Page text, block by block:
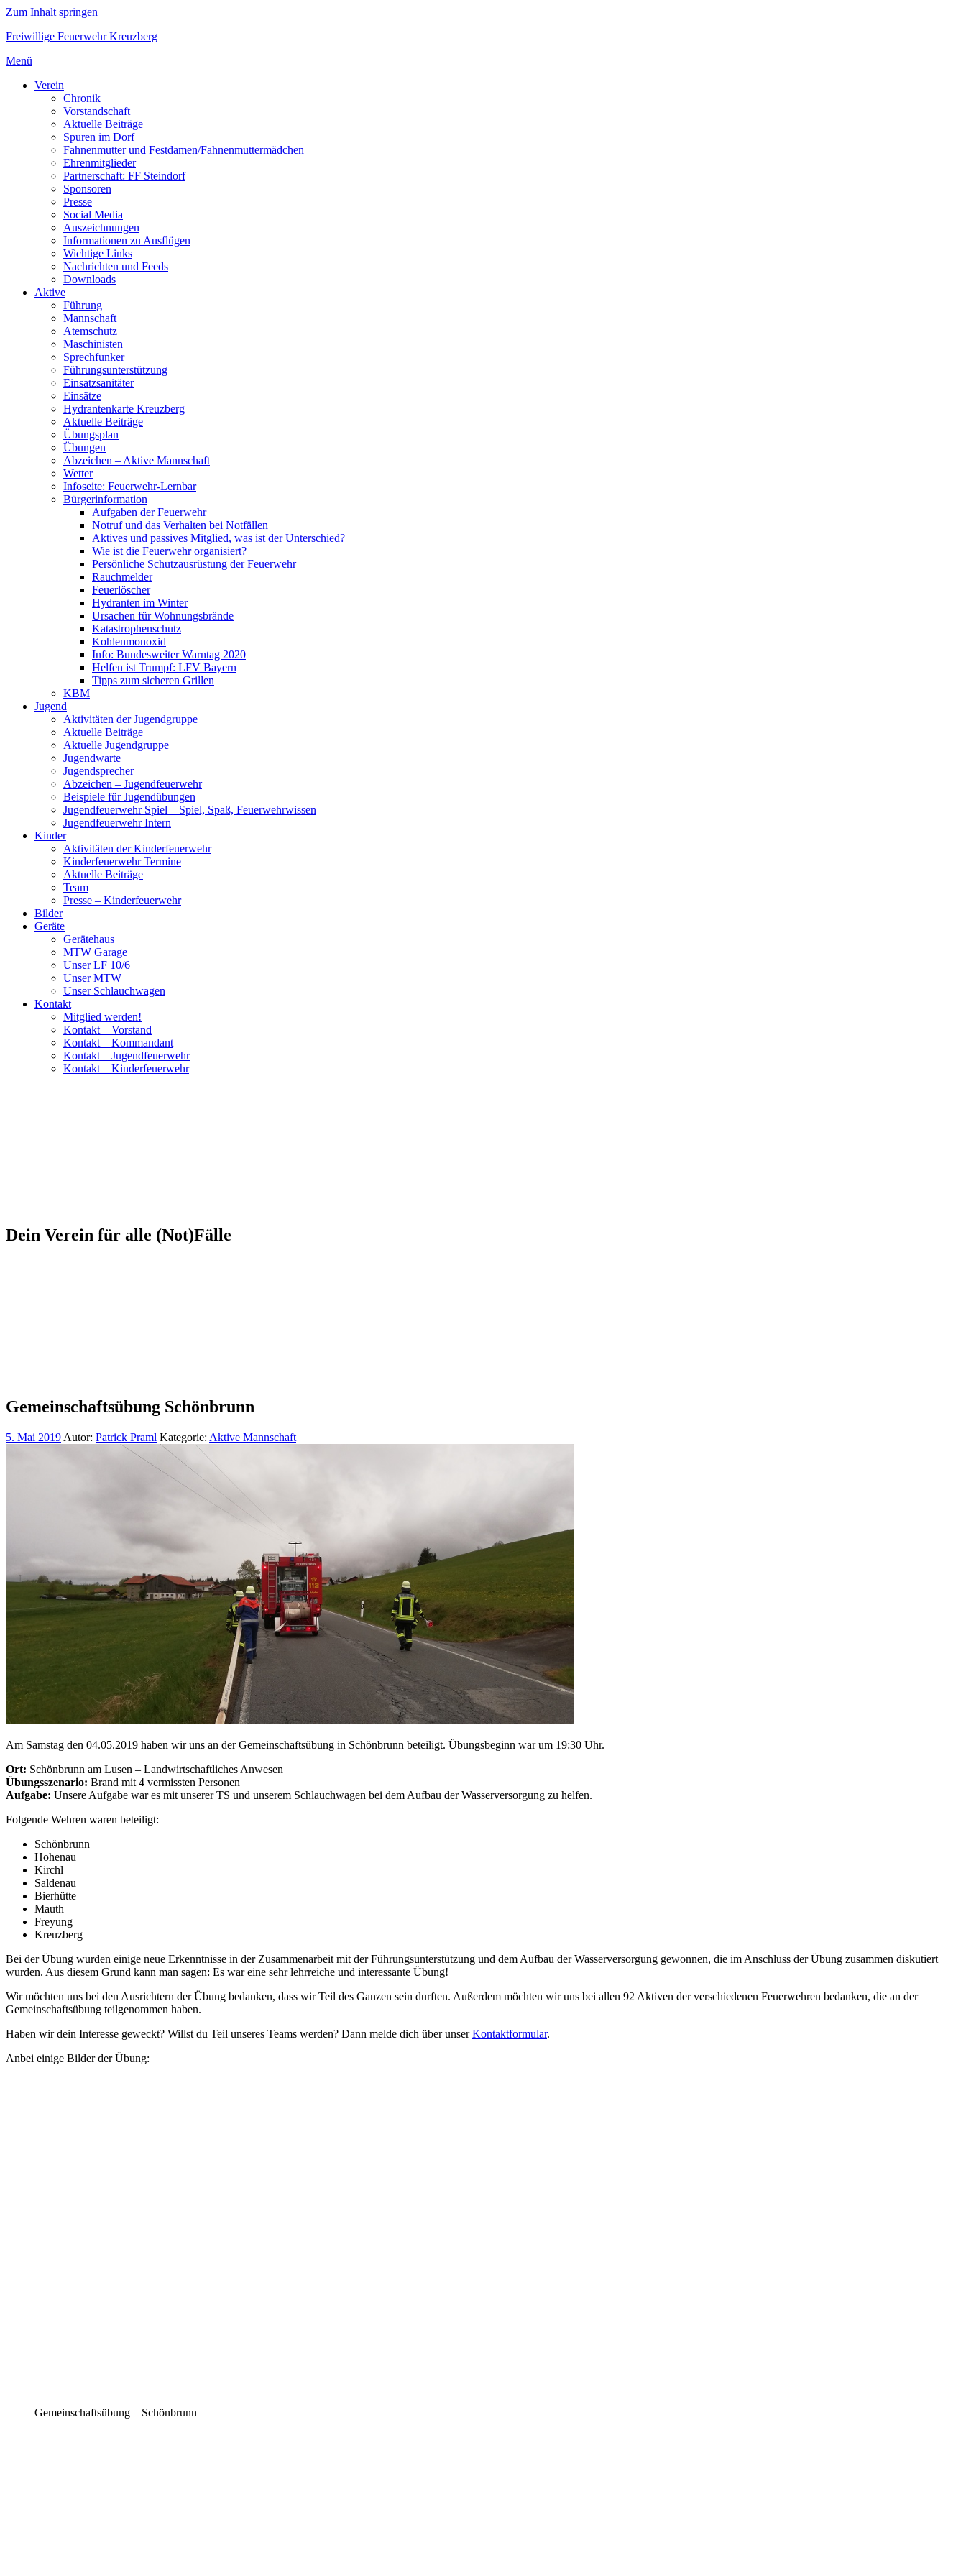
Zum Inhalt springen
Freiwillige Feuerwehr Kreuzberg
Menü
Verein
Chronik
Vorstandschaft
Aktuelle Beiträge
Spuren im Dorf
Fahnenmutter und Festdamen/Fahnenmuttermädchen
Ehrenmitglieder
Partnerschaft: FF Steindorf
Sponsoren
Presse
Social Media
Auszeichnungen
Informationen zu Ausflügen
Wichtige Links
Nachrichten und Feeds
Downloads
Aktive
Führung
Mannschaft
Atemschutz
Maschinisten
Sprechfunker
Führungsunterstützung
Einsatzsanitäter
Einsätze
Hydrantenkarte Kreuzberg
Aktuelle Beiträge
Übungsplan
Übungen
Abzeichen – Aktive Mannschaft
Wetter
Infoseite: Feuerwehr-Lernbar
Bürgerinformation
Aufgaben der Feuerwehr
Notruf und das Verhalten bei Notfällen
Aktives und passives Mitglied, was ist der Unterschied?
Wie ist die Feuerwehr organisiert?
Persönliche Schutzausrüstung der Feuerwehr
Rauchmelder
Feuerlöscher
Hydranten im Winter
Ursachen für Wohnungsbrände
Katastrophenschutz
Kohlenmonoxid
Info: Bundesweiter Warntag 2020
Helfen ist Trumpf: LFV Bayern
Tipps zum sicheren Grillen
KBM
Jugend
Aktivitäten der Jugendgruppe
Aktuelle Beiträge
Aktuelle Jugendgruppe
Jugendwarte
Jugendsprecher
Abzeichen – Jugendfeuerwehr
Beispiele für Jugendübungen
Jugendfeuerwehr Spiel – Spiel, Spaß, Feuerwehrwissen
Jugendfeuerwehr Intern
Kinder
Aktivitäten der Kinderfeuerwehr
Kinderfeuerwehr Termine
Aktuelle Beiträge
Team
Presse – Kinderfeuerwehr
Bilder
Geräte
Gerätehaus
MTW Garage
Unser LF 10/6
Unser MTW
Unser Schlauchwagen
Kontakt
Mitglied werden!
Kontakt – Vorstand
Kontakt – Kommandant
Kontakt – Jugendfeuerwehr
Kontakt – Kinderfeuerwehr
Dein Verein für alle (Not)Fälle
Gemeinschaftsübung Schönbrunn
5. Mai 2019 Autor: Patrick Praml Kategorie: Aktive Mannschaft
Am Samstag den 04.05.2019 haben wir uns an der Gemeinschaftsübung in Schönbrunn beteiligt. Übungsbeginn war um 19:30 Uhr.
Ort: Schönbrunn am Lusen – Landwirtschaftliches Anwesen
Übungsszenario: Brand mit 4 vermissten Personen
Aufgabe: Unsere Aufgabe war es mit unserer TS und unserem Schlauchwagen bei dem Aufbau der Wasserversorgung zu helfen.
Folgende Wehren waren beteiligt:
Schönbrunn
Hohenau
Kirchl
Saldenau
Bierhütte
Mauth
Freyung
Kreuzberg
Bei der Übung wurden einige neue Erkenntnisse in der Zusammenarbeit mit der Führungsunterstützung und dem Aufbau der Wasserversorgung gewonnen, die im Anschluss der Übung zusammen diskutiert
wurden. Aus diesem Grund kann man sagen: Es war eine sehr lehrreiche und interessante Übung!
Wir möchten uns bei den Ausrichtern der Übung bedanken, dass wir Teil des Ganzen sein durften. Außerdem möchten wir uns bei allen 92 Aktiven der verschiedenen Feuerwehren bedanken, die an der
Gemeinschaftsübung teilgenommen haben.
Haben wir dein Interesse geweckt? Willst du Teil unseres Teams werden? Dann melde dich über unserKontaktformular.
Anbei einige Bilder der Übung:
Gemeinschaftsübung – Schönbrunn